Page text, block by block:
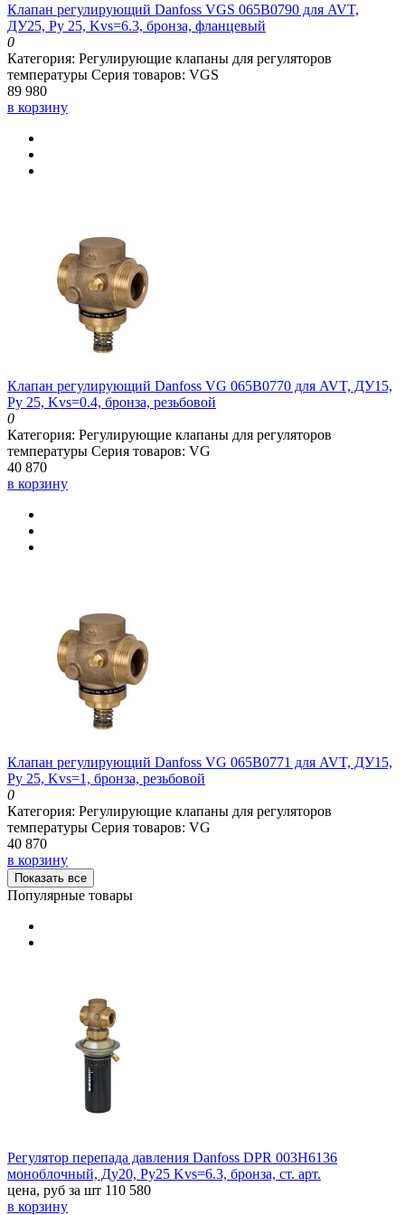
Клапан регулирующий Danfoss VGS 065B0790 для AVT,
ДУ25, Ру 25, Kvs=6.3, бронза, фланцевый
0
Категория: Регулирующие клапаны для регуляторов
температуры Серия товаров: VGS
89 980
в корзину
Клапан регулирующий Danfoss VG 065B0770 для AVT, ДУ15,
Ру 25, Kvs=0.4, бронза, резьбовой
0
Категория: Регулирующие клапаны для регуляторов
температуры Серия товаров: VG
40 870
в корзину
Клапан регулирующий Danfoss VG 065B0771 для AVT, ДУ15,
Ру 25, Kvs=1, бронза, резьбовой
0
Категория: Регулирующие клапаны для регуляторов
температуры Серия товаров: VG
40 870
в корзину
Показать все
Популярные товары
Регулятор перепада давления Danfoss DPR 003H6136
моноблочный, Ду20, Ру25 Kvs=6.3, бронза, ст. арт.
цена, руб за шт 110 580
в корзину